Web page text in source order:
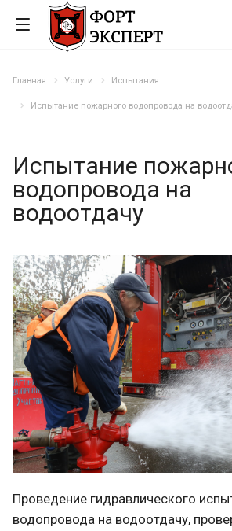
Главная Услуги Испытания
Испытание пожарного водопровода на
Испытание
водопровода на
водоотдачу
Проведение гидравлического
водопровода на водоотдачу,